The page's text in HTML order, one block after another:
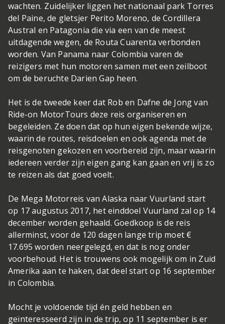
wachten. Zuidelijker liggen het nationaal park Torres
del Paine, de gletsjer Perito Moreno, de Cordillera
Austral en Patagonia die via een van de meest
uitdagende wegen, de Routa Cuarenta verbonden
worden. Van Panama naar Colombia varen de
reizigers met hun motoren samen met een zeilboot
om de beruchte Darien Gap heen.
Het is de tweede keer dat Rob en Dafne de Jong van
Ride-on MotorTours deze reis organiseren en
begeleiden. Ze doen dat op hun eigen bekende wijze,
waarin de routes, reisdoelen en ook agenda met de
reisgenoten gekozen en voorbereid zijn, maar waarin
iedereen verder zijn eigen gang kan gaan en vrij is zo
te reizen als dat goed voelt.
De Mega Motorreis van Alaska naar Vuurland start
op 17 augustus 2017, het einddoel Vuurland zal op 14
december worden gehaald. Goedkoop is de reis
allerminst, voor de 120 dagen lange trip moet €
17.695 worden neergelegd, en dat is nog onder
voorbehoud. Het is trouwens ook mogelijk om in Zuid
Amerika aan te haken, dat deel start op 16 september
in Colombia.
Mocht je voldoende tijd én geld hebben en
geïnteresseerd zijn in de trip, op 11 september is er